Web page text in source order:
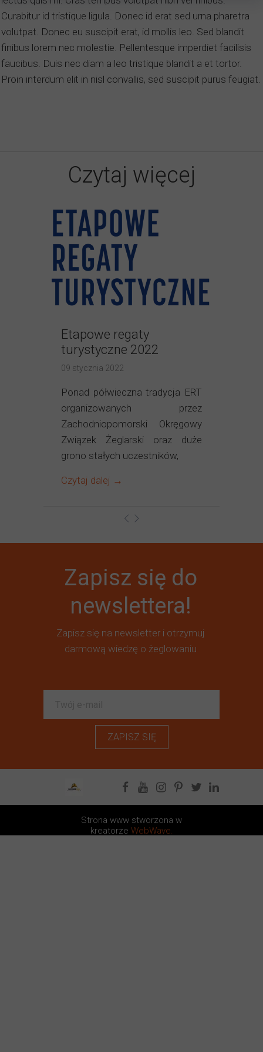
Zapisz się do
newslettera!
Zapisz się na newsletter i otrzymuj
darmową wiedzę o żeglowaniu
ZAPISZ SIĘ
Strona www stworzona w
kreatorze WebWave.
Curabitur id tristique ligula. Donec id erat sed urna pharetra
volutpat. Donec eu suscipit erat, id mollis leo. Sed blandit
finibus lorem nec molestie. Pellentesque imperdiet facilisis
faucibus. Duis nec diam a leo tristique blandit a et tortor.
Proin interdum elit in nisl convallis, sed suscipit purus feugiat.
Czytaj więcej
Etapowe regaty
turystyczne 2022
09 stycznia 2022
Ponad półwieczna tradycja ERT
organizowanych przez
Zachodniopomorski Okręgowy
Związek Żeglarski oraz duże
grono stałych uczestników,
Czytaj dalej →